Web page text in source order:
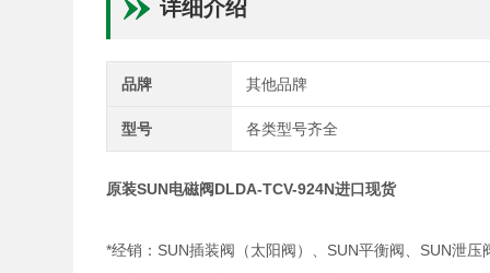
详细介绍
品牌 其他品牌
型号 各类型号齐全
原装SUN电磁阀DLDA-TCV-924N进口现货
*经销：SUN插装阀（太阳阀）、SUN平衡阀、SUN泄